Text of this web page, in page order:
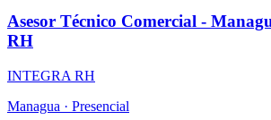
Asesor Técnico Comercial -
RH
INTEGRA RH
Managua · Presencial